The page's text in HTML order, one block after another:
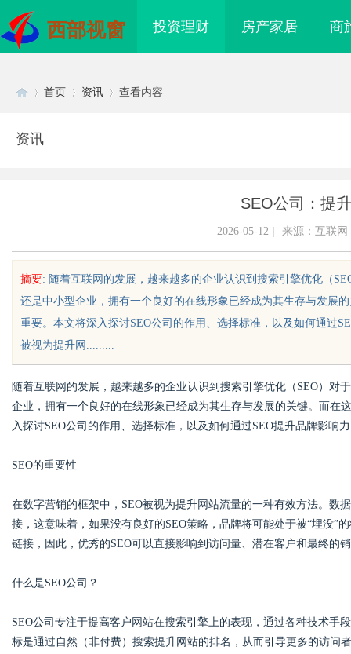
西部视窗 投资理财 房产家居 商
sc
首页 资讯 查看内容
资讯
SEO公司：提
2026-05-12 来源：互联网
摘要: 随着互联网的发展，越来越多的企业认识到搜索引擎优化（
还是中小型企业，拥有一个良好的在线形象已经成为其生存与发展
重要。本文将深入探讨SEO公司的作用、选择标准，以及如何通过
被视为提升网.........
随着互联网的发展，越来越多的企业认识到搜索引擎优化（SEO）
企业，拥有一个良好的在线形象已经成为其生存与发展的关键。而在
入探讨SEO公司的作用、选择标准，以及如何通过SEO提升品牌影响
SEO的重要性
在数字营销的框架中，SEO被视为提升网站流量的一种有效方法。数
接，这意味着，如果没有良好的SEO策略，品牌将可能处于被“埋没”
链接，因此，优秀的SEO可以直接影响到访问量、潜在客户和最终的
什么是SEO公司？
SEO公司专注于提高客户网站在搜索引擎上的表现，通过各种技术手
标是通过自然（非付费）搜索提升网站的排名，从而引导更多的访问
配眼镜